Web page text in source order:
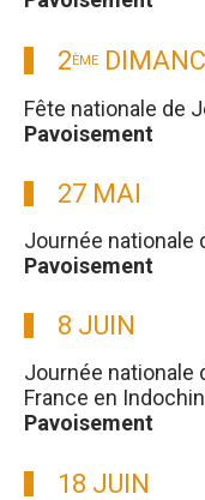
2ÈME
Fête nationale de
Pavoisement
27 MAI
Journée nationale
Pavoisement
8 JUIN
Journée nationale
France en
Pavoisement
18 JUIN